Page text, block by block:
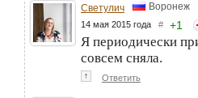
Светулич Воронеж
14 мая 2015 года # +1
Я периодически
совсем сняла.
↑ Ответить